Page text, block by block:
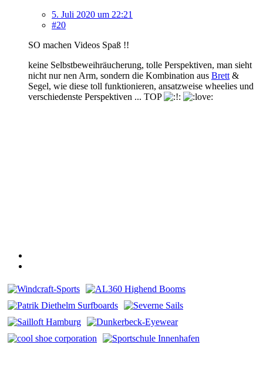
5. Juli 2020 um 22:21
#20
SO machen Videos Spaß !!
keine Selbstbeweihräucherung, tolle Perspektiven, man sieht
nicht nur nen Arm, sondern die Kombination aus Brett &
Segel, wie diese toll funktionieren, ansatzweise wheelies und
verschiedenste Perspektiven ... TOP